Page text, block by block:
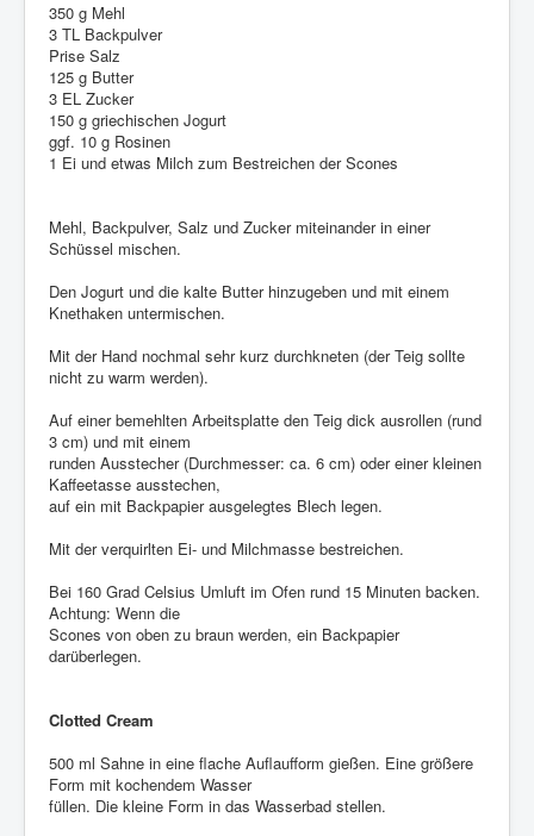
350 g Mehl
3 TL Backpulver
Prise Salz
125 g Butter
3 EL Zucker
150 g griechischen Jogurt
ggf. 10 g Rosinen
1 Ei und etwas Milch zum Bestreichen der Scones
Mehl, Backpulver, Salz und Zucker miteinander in einer
Schüssel mischen.
Den Jogurt und die kalte Butter hinzugeben und mit einem
Knethaken untermischen.
Mit der Hand nochmal sehr kurz durchkneten (der Teig sollte
nicht zu warm werden).
Auf einer bemehlten Arbeitsplatte den Teig dick ausrollen (rund
3 cm) und mit einem
runden Ausstecher (Durchmesser: ca. 6 cm) oder einer kleinen
Kaffeetasse ausstechen,
auf ein mit Backpapier ausgelegtes Blech legen.
Mit der verquirlten Ei- und Milchmasse bestreichen.
Bei 160 Grad Celsius Umluft im Ofen rund 15 Minuten backen.
Achtung: Wenn die
Scones von oben zu braun werden, ein Backpapier
darüberlegen.
Clotted Cream
500 ml Sahne in eine flache Auflaufform gießen. Eine größere
Form mit kochendem Wasser
füllen. Die kleine Form in das Wasserbad stellen.